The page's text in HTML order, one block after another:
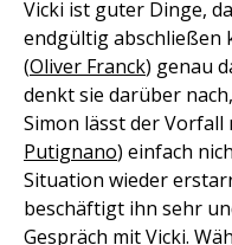
Vicki ist guter Dinge,
endgültig abschließen
(Oliver Franck) genau
denkt sie darüber
Simon lässt der Vorfall
Putignano) einfach
Situation wieder
beschäftigt ihn sehr
Gespräch mit Vicki.